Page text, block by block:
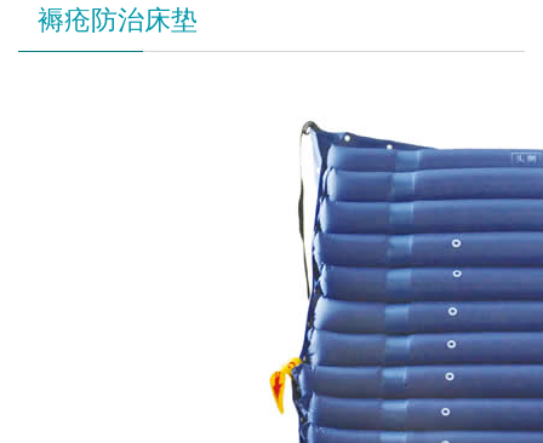
褥疮防治床垫